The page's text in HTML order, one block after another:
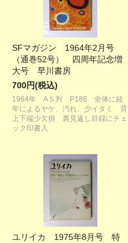
SFマガジン 1964年2月号
（通巻52号） 四周年記念増
大号 早川書房
700円(税込)
1964年 A５判 P186 全体に経
年によるヤケ、汚れ、少イタミ 背
上下端少欠損 裏見返し目録にチェ
ック印書入
ユリイカ 1975年8月号 特